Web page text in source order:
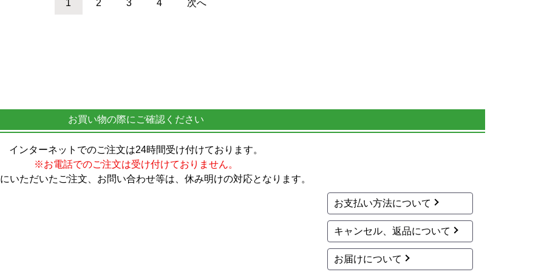
1 2 3 4 次へ
お買い物の際にご確認ください
インターネットでのご注文は24時間受け付けております。
※お電話でのご注文は受け付けておりません。
いただいたご注文、お問い合わせ等は、休み明けの対応となります。
お支払い方法について
キャンセル、返品について
お届けについて